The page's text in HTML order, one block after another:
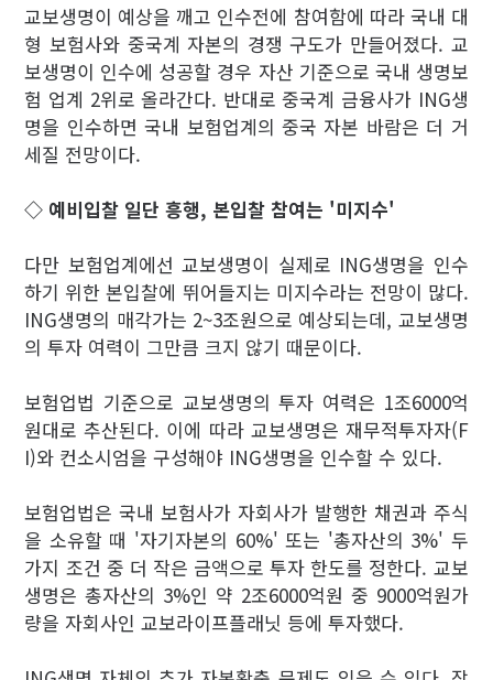
교보생명이 예상을 깨고 인수전에 참여함에 따라 국내 대
형 보험사와 중국계 자본의 경쟁 구도가 만들어졌다. 교
보생명이 인수에 성공할 경우 자산 기준으로 국내 생명보
험 업계 2위로 올라간다. 반대로 중국계 금융사가 ING생
명을 인수하면 국내 보험업계의 중국 자본 바람은 더 거
세질 전망이다.
◇ 예비입찰 일단 흥행, 본입찰 참여는 '미지수'
다만 보험업계에선 교보생명이 실제로 ING생명을 인수
하기 위한 본입찰에 뛰어들지는 미지수라는 전망이 많다.
ING생명의 매각가는 2~3조원으로 예상되는데, 교보생명
의 투자 여력이 그만큼 크지 않기 때문이다.
보험업법 기준으로 교보생명의 투자 여력은 1조6000억
원대로 추산된다. 이에 따라 교보생명은 재무적투자자(F
I)와 컨소시엄을 구성해야 ING생명을 인수할 수 있다.
보험업법은 국내 보험사가 자회사가 발행한 채권과 주식
을 소유할 때 '자기자본의 60%' 또는 '총자산의 3%' 두
가지 조건 중 더 작은 금액으로 투자 한도를 정한다. 교보
생명은 총자산의 3%인 약 2조6000억원 중 9000억원가
량을 자회사인 교보라이프플래닛 등에 투자했다.